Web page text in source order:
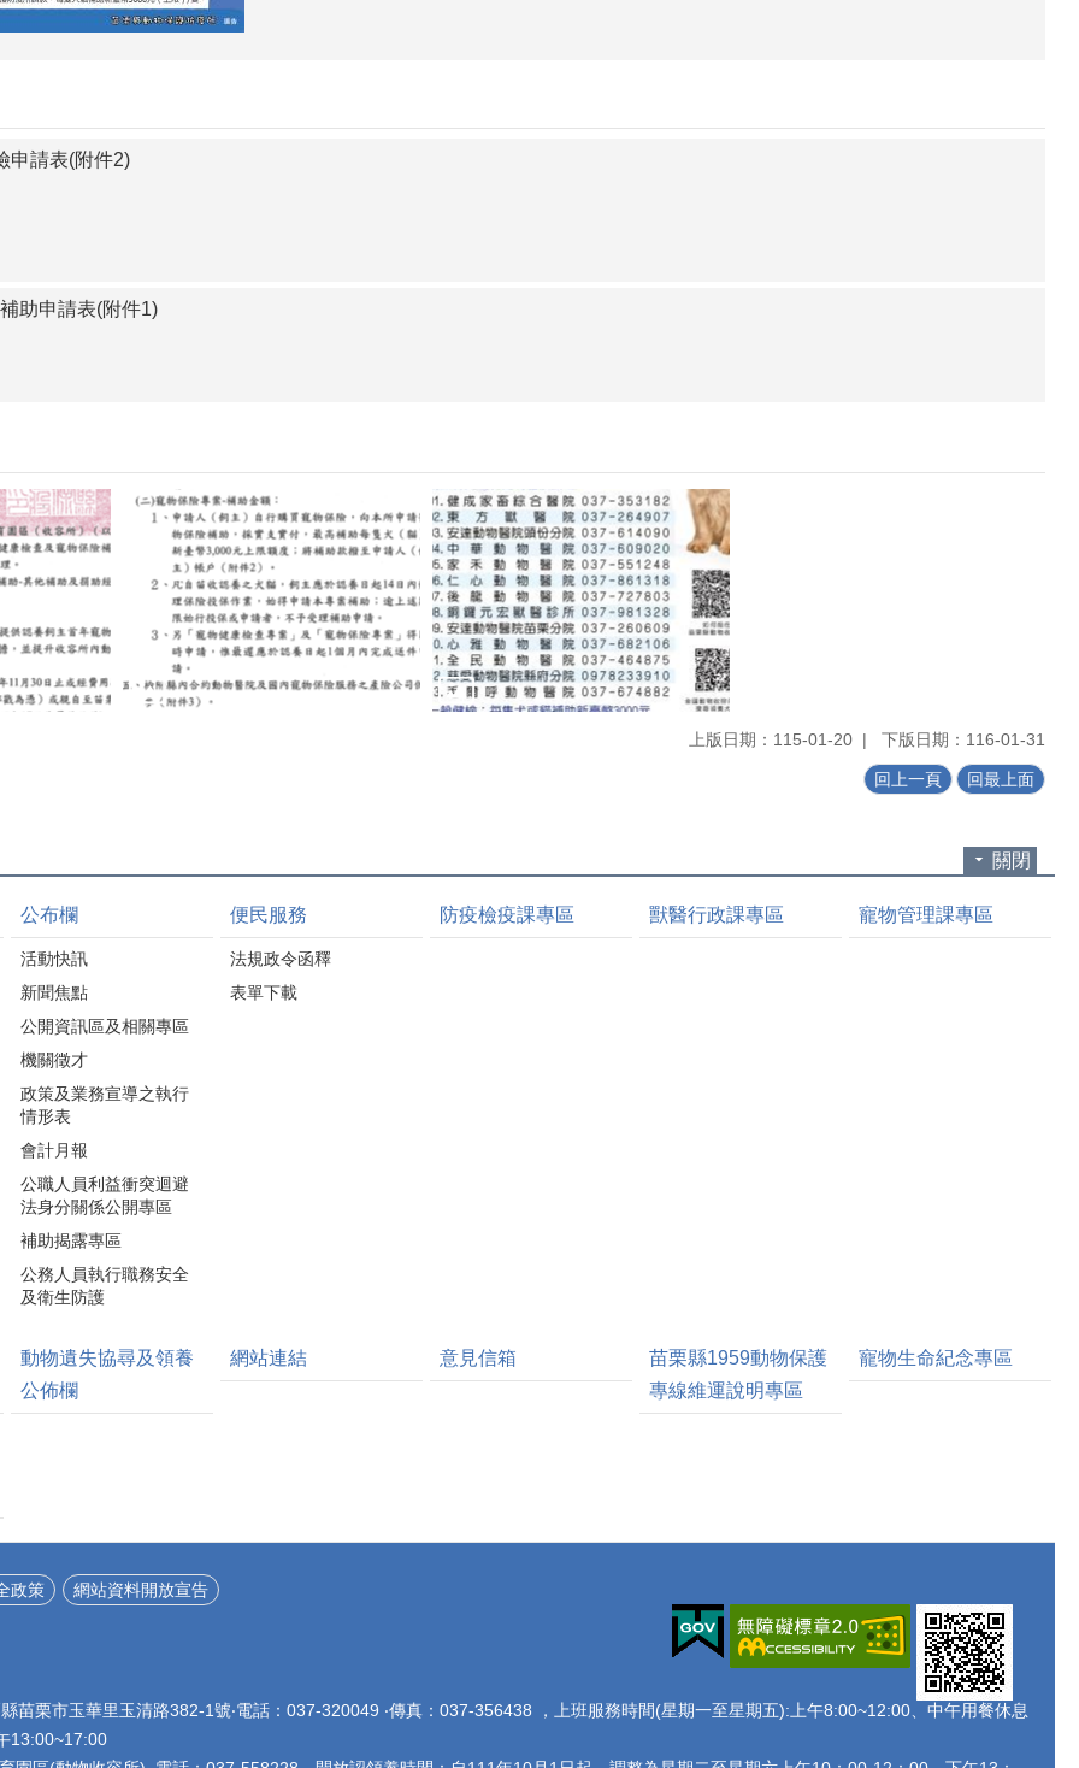
申請表(附件2)
助申請表(附件1)
上版日期：115-01-20 下版日期：116-01-31
回上一頁 回最上面
關閉
公布欄
活動快訊
新聞焦點
公開資訊區及相關專區
機關徵才
政策及業務宣導之執行
情形表
會計月報
公職人員利益衝突迴避
法身分關係公開專區
補助揭露專區
公務人員執行職務安全
及衛生防護
便民服務
法規政令函釋
表單下載
防疫檢疫課專區 獸醫行政課專區 寵物管理課專區
動物遺失協尋及領養
公佈欄
網站連結 意見信箱
苗栗縣1959動物保護
專線維運說明專區
寵物生命紀念專區
政策 網站資料開放宣告
苗栗市玉華里玉清路382-1號‧電話：037-320049 ‧傳真：037-356438 ，上班服務時間(星期一至星期五):上午8:00~12:00、中午用餐休息
13:00~17:00